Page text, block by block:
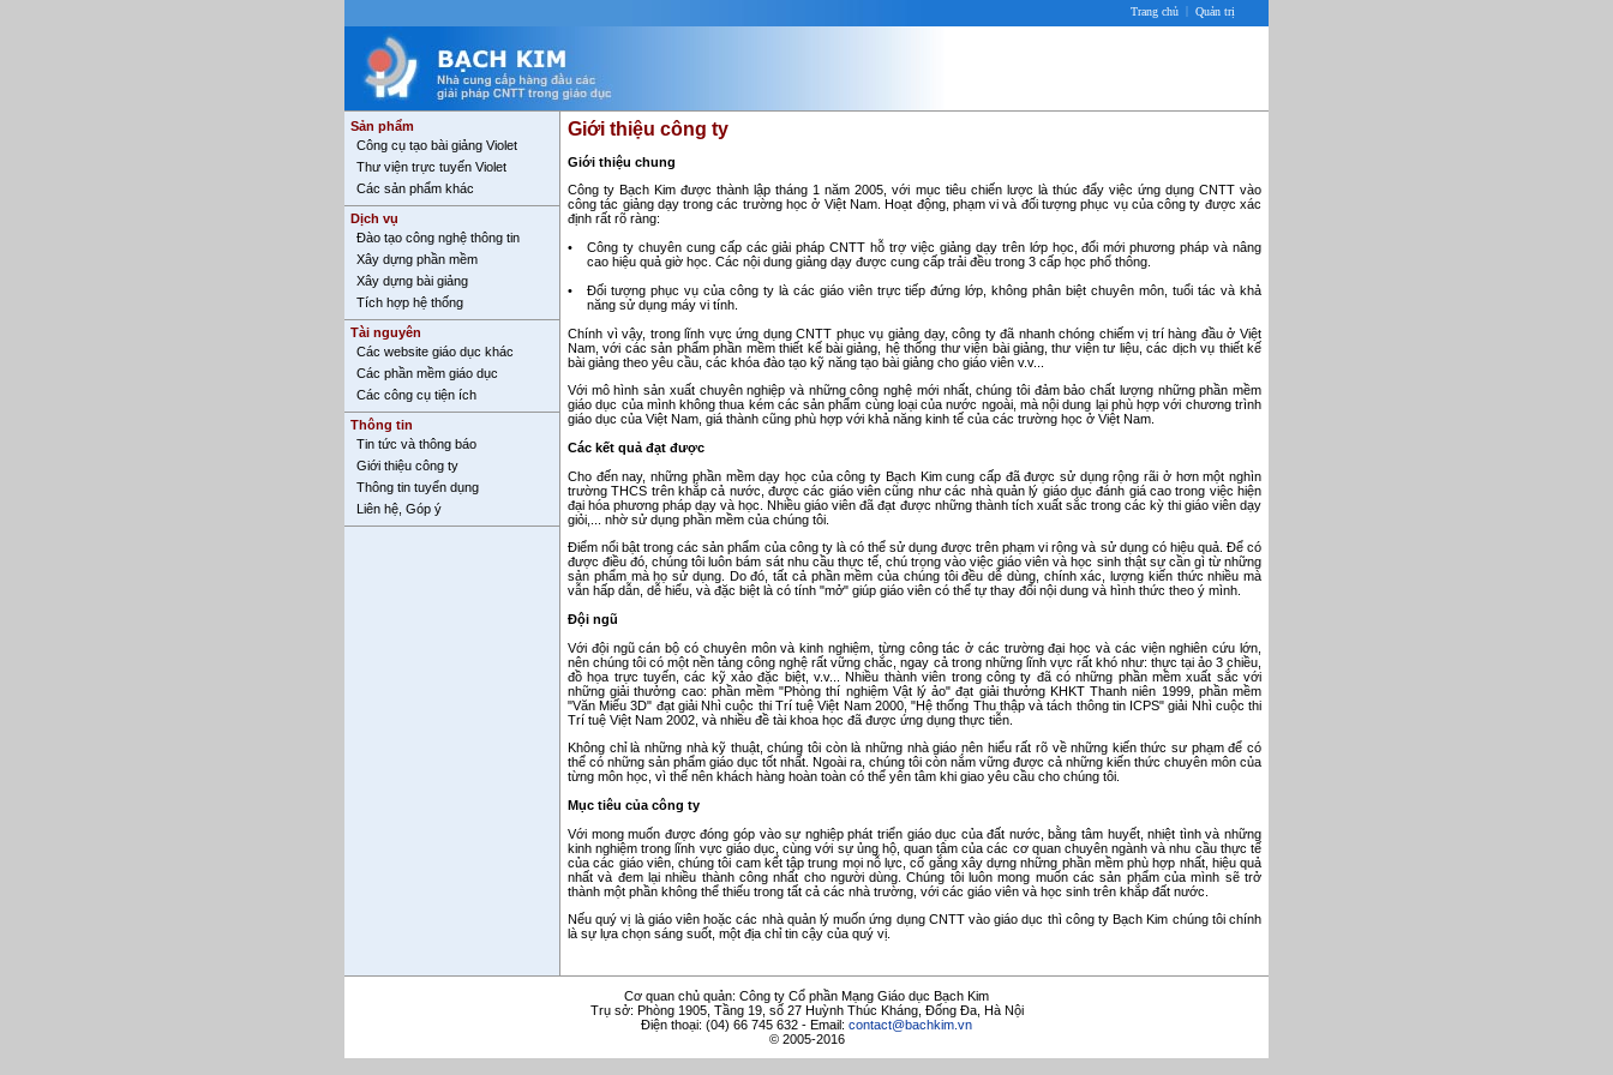
Trang chủ | Quản trị
Sản phẩm
Công cụ tạo bài giảng Violet
Thư viện trực tuyến Violet
Các sản phẩm khác
Dịch vụ
Đào tạo công nghệ thông tin
Xây dựng phần mềm
Xây dựng bài giảng
Tích hợp hệ thống
Tài nguyên
Các website giáo dục khác
Các phần mềm giáo dục
Các công cụ tiện ích
Thông tin
Tin tức và thông báo
Giới thiệu công ty
Thông tin tuyển dụng
Liên hệ, Góp ý
Giới thiệu công ty
Giới thiệu chung
Công ty Bạch Kim được thành lập tháng 1 năm 2005, với mục tiêu chiến lược là thúc đẩy việc ứng dụng CNTT vào
công tác giảng dạy trong các trường học ở Việt Nam. Hoạt động, phạm vi và đối tượng phục vụ của công ty được xác
định rất rõ ràng:
•
Công ty chuyên cung cấp các giải pháp CNTT hỗ trợ việc giảng dạy trên lớp học, đổi mới phương pháp và nâng
cao hiệu quả giờ học. Các nội dung giảng dạy được cung cấp trải đều trong 3 cấp học phổ thông.
•
Đối tượng phục vụ của công ty là các giáo viên trực tiếp đứng lớp, không phân biệt chuyên môn, tuổi tác và khả
năng sử dụng máy vi tính.
Chính vì vậy, trong lĩnh vực ứng dụng CNTT phục vụ giảng dạy, công ty đã nhanh chóng chiếm vị trí hàng đầu ở Việt
Nam, với các sản phẩm phần mềm thiết kế bài giảng, hệ thống thư viện bài giảng, thư viện tư liệu, các dịch vụ thiết kế
bài giảng theo yêu cầu, các khóa đào tạo kỹ năng tạo bài giảng cho giáo viên v.v...
Với mô hình sản xuất chuyên nghiệp và những công nghệ mới nhất, chúng tôi đảm bảo chất lượng những phần mềm
giáo dục của mình không thua kém các sản phẩm cùng loại của nước ngoài, mà nội dung lại phù hợp với chương trình
giáo dục của Việt Nam, giá thành cũng phù hợp với khả năng kinh tế của các trường học ở Việt Nam.
Các kết quả đạt được
Cho đến nay, những phần mềm dạy học của công ty Bạch Kim cung cấp đã được sử dụng rộng rãi ở hơn một nghìn
trường THCS trên khắp cả nước, được các giáo viên cũng như các nhà quản lý giáo dục đánh giá cao trong việc hiện
đại hóa phương pháp dạy và học. Nhiều giáo viên đã đạt được những thành tích xuất sắc trong các kỳ thi giáo viên dạy
giỏi,... nhờ sử dụng phần mềm của chúng tôi.
Điểm nổi bật trong các sản phẩm của công ty là có thể sử dụng được trên phạm vi rộng và sử dụng có hiệu quả. Để có
được điều đó, chúng tôi luôn bám sát nhu cầu thực tế, chú trọng vào việc giáo viên và học sinh thật sự cần gì từ những
sản phẩm mà họ sử dụng. Do đó, tất cả phần mềm của chúng tôi đều dễ dùng, chính xác, lượng kiến thức nhiều mà
vẫn hấp dẫn, dễ hiểu, và đặc biệt là có tính "mở" giúp giáo viên có thể tự thay đổi nội dung và hình thức theo ý mình.
Đội ngũ
Với đội ngũ cán bộ có chuyên môn và kinh nghiệm, từng công tác ở các trường đại học và các viện nghiên cứu lớn,
nên chúng tôi có một nền tảng công nghệ rất vững chắc, ngay cả trong những lĩnh vực rất khó như: thực tại ảo 3 chiều,
đồ họa trực tuyến, các kỹ xảo đặc biệt, v.v... Nhiều thành viên trong công ty đã có những phần mềm xuất sắc với
những giải thưởng cao: phần mềm "Phòng thí nghiệm Vật lý ảo" đạt giải thưởng KHKT Thanh niên 1999, phần mềm
"Văn Miếu 3D" đạt giải Nhì cuộc thi Trí tuệ Việt Nam 2000, "Hệ thống Thu thập và tách thông tin ICPS" giải Nhì cuộc thi
Trí tuệ Việt Nam 2002, và nhiều đề tài khoa học đã được ứng dụng thực tiễn.
Không chỉ là những nhà kỹ thuật, chúng tôi còn là những nhà giáo nên hiểu rất rõ về những kiến thức sư phạm để có
thể có những sản phẩm giáo dục tốt nhất. Ngoài ra, chúng tôi còn nắm vững được cả những kiến thức chuyên môn của
từng môn học, vì thế nên khách hàng hoàn toàn có thể yên tâm khi giao yêu cầu cho chúng tôi.
Mục tiêu của công ty
Với mong muốn được đóng góp vào sự nghiệp phát triển giáo dục của đất nước, bằng tâm huyết, nhiệt tình và những
kinh nghiệm trong lĩnh vực giáo dục, cùng với sự ủng hộ, quan tâm của các cơ quan chuyên ngành và nhu cầu thực tế
của các giáo viên, chúng tôi cam kết tập trung mọi nỗ lực, cố gắng xây dựng những phần mềm phù hợp nhất, hiệu quả
nhất và đem lại nhiều thành công nhất cho người dùng. Chúng tôi luôn mong muốn các sản phẩm của mình sẽ trở
thành một phần không thể thiếu trong tất cả các nhà trường, với các giáo viên và học sinh trên khắp đất nước.
Nếu quý vị là giáo viên hoặc các nhà quản lý muốn ứng dụng CNTT vào giáo dục thì công ty Bạch Kim chúng tôi chính
là sự lựa chọn sáng suốt, một địa chỉ tin cậy của quý vị.
Cơ quan chủ quản: Công ty Cổ phần Mạng Giáo dục Bạch Kim
Trụ sở: Phòng 1905, Tầng 19, số 27 Huỳnh Thúc Kháng, Đống Đa, Hà Nội
Điện thoại: (04) 66 745 632 - Email: contact@bachkim.vn
© 2005-2016